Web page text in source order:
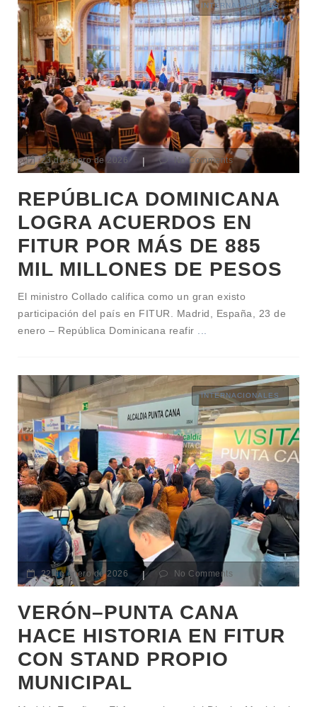
INTERNACIONALES
23 de enero de 2026 | No Comments
REPÚBLICA DOMINICANA
LOGRA ACUERDOS EN
FITUR POR MÁS DE 885
MIL MILLONES DE PESOS
El ministro Collado califica como un gran existo
participación del país en FITUR. Madrid, España, 23 de
enero – República Dominicana reafir
INTERNACIONALES
22 de enero de 2026 | No Comments
VERÓN–PUNTA CANA
HACE HISTORIA EN FITUR
CON STAND PROPIO
MUNICIPAL